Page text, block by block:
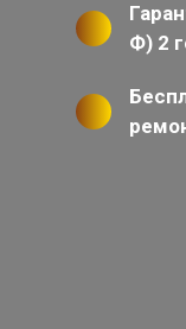
Ф) 2